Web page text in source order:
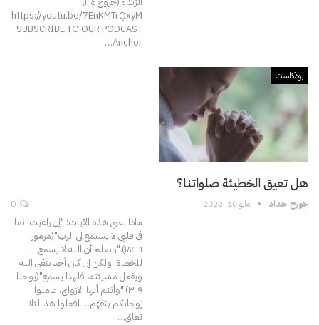
https://youtu.be/7EnKMTrQxyM
SUBSCRIBE TO OUR PODCAST
Anchor
…
بودكاست
هل تعيق الخطيئة صلواتنا؟
جورج حداد مايو 10, 2022
ماذا تعني هذه الآيات: "إن راعيت اثما
في قلبي لا يستمع لي الرب"(مزمور
١٨:٦٦)."ونعلم أن الله لا يسمع
للخطاة. ولكن إن كان أحد يتقي الله
ويفعل مشيئته، فلهذا يسمع"(يوحنا
٣١:٩)."وأنتم أيها الازواج، عاملوا
زوجاتكم بتفهّم… افعلوا هذا لئلا
تعاق…